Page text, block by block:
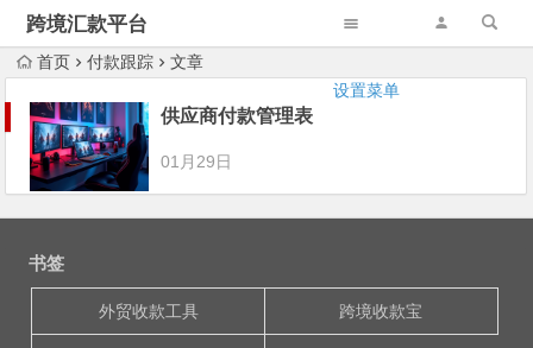
跨境汇款平台
设置菜单
首页 付款跟踪 文章
供应商付款管理表
01月29日
书签
外贸收款工具 跨境收款宝